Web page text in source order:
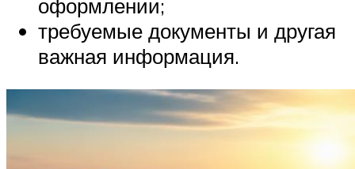
оформлении;
требуемые документы и другая
важная информация.